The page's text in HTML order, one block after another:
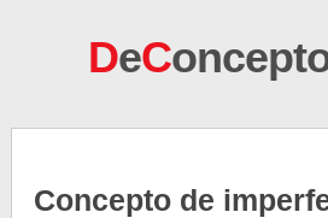
DeC
Concepto de